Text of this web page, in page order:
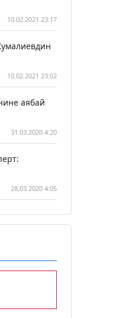
10.02.2021 23:17
10.02.2021 23:02
аябай
31.03.2020 4:20
28.03.2020 4:05